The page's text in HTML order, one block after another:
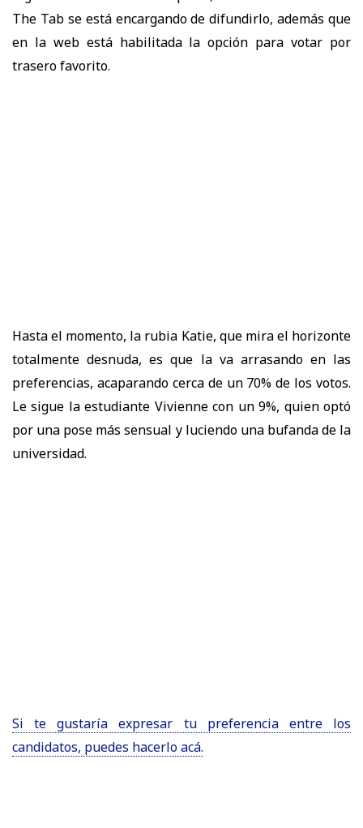
The Tab se está encargando de difundirlo, además que
en la web está habilitada la opción para votar por
trasero favorito.
Hasta el momento, la rubia Katie, que mira el horizonte
totalmente desnuda, es que la va arrasando en las
preferencias, acaparando cerca de un 70% de los votos.
Le sigue la estudiante Vivienne con un 9%, quien optó
por una pose más sensual y luciendo una bufanda de la
universidad.
Si te gustaría expresar tu preferencia entre los
candidatos, puedes hacerlo acá.